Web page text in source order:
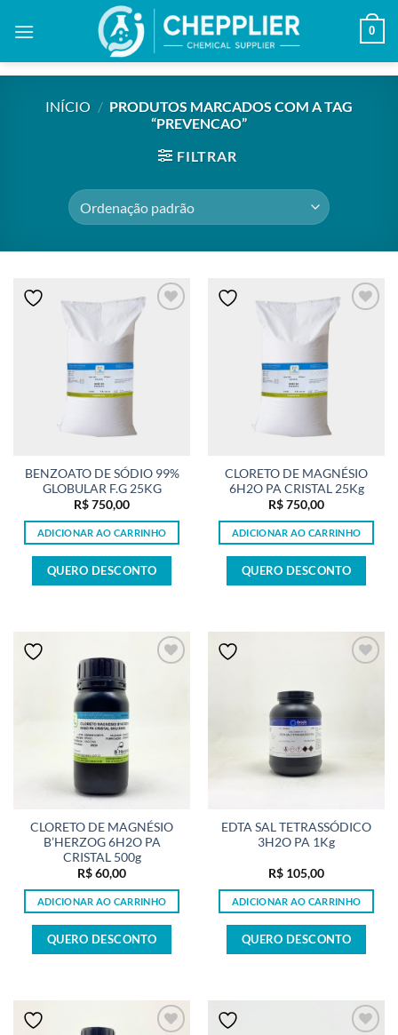
0
INÍCIO / PRODUTOS MARCADOS COM A TAG
“PREVENCAO”
FILTRAR
BENZOATO DE SÓDIO 99%
GLOBULAR F.G 25KG
R$750,00
ADICIONAR AO CARRINHO
QUERO DESCONTO
CLORETO DE MAGNÉSIO
6H2O PA CRISTAL 25Kg
R$750,00
ADICIONAR AO CARRINHO
QUERO DESCONTO
CLORETO DE MAGNÉSIO
B’HERZOG 6H2O PA
CRISTAL 500g
R$60,00
ADICIONAR AO CARRINHO
QUERO DESCONTO
EDTA SAL TETRASSÓDICO
3H2O PA 1Kg
R$ 105,00
ADICIONAR AO CARRINHO
QUERO DESCONTO